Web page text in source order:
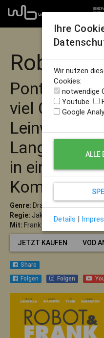
Robot &
Pontiert
viel Charme
Langella
in einer
Komödie
Genre: Drama
Regie: Jake Schreier
Mit: Frank Langella, Susan
JETZT KAUFEN VOD
Share
Folgen
Folgen
Ihre
Wir nutzen
Cookies:
notwendige
Youtube
Google
ALLE
Details |